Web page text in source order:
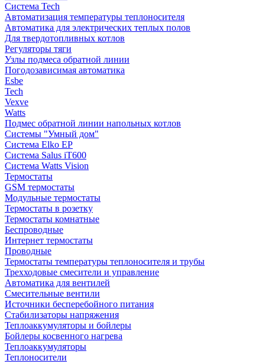
Система Tech
Автоматизация температуры теплоносителя
Автоматика для электрических теплых полов
Для твердотопливных котлов
Регуляторы тяги
Узлы подмеса обратной линии
Погодозависимая автоматика
Esbe
Tech
Vexve
Watts
Подмес обратной линии напольных котлов
Системы "Умный дом"
Система Elko EP
Система Salus iT600
Система Watts Vision
Термостаты
GSM термостаты
Модульные термостаты
Термостаты в розетку
Термостаты комнатные
Беспроводные
Интернет термостаты
Проводные
Термостаты температуры теплоносителя и трубы
Трехходовые смесители и управление
Автоматика для вентилей
Смесительные вентили
Источники бесперебойного питания
Стабилизаторы напряжения
Теплоаккумуляторы и бойлеры
Бойлеры косвенного нагрева
Теплоаккумуляторы
Теплоносители